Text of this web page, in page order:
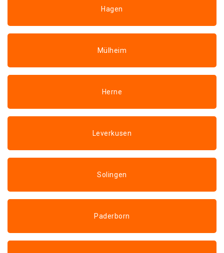
Hagen
Mülheim
Herne
Leverkusen
Solingen
Paderborn